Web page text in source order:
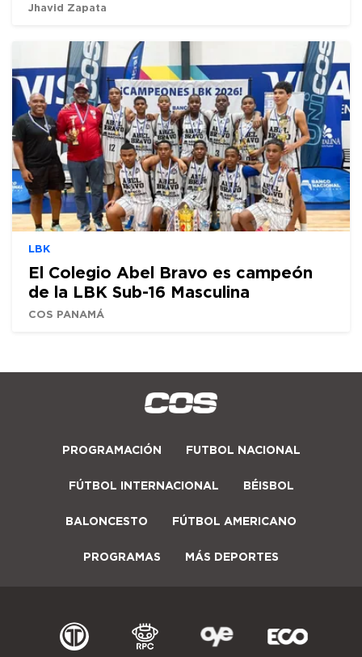
Jhavid Zapata
LBK
El Colegio Abel Bravo es campeón
de la LBK Sub-16 Masculina
COS PANAMÁ
PROGRAMACIÓN FUTBOL NACIONAL
FÚTBOL INTERNACIONAL BÉISBOL
BALONCESTO FÚTBOL AMERICANO
PROGRAMAS MÁS DEPORTES